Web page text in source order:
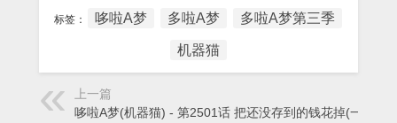
标签： 哆啦A梦 多啦A梦 多啦A梦第三季
机器猫
上一篇
哆啦A梦(机器猫) - 第2501话 把还没存到的钱花掉(一)